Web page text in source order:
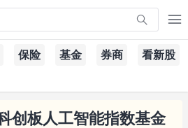
保险 基金 券商
看新股
创板人工智能指数基金